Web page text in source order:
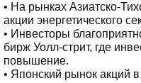
• На рынках Азиатско-
акции энергетического
• Инвесторы
бирж Уолл-стрит, где
повышение.
• Японский рынок акций